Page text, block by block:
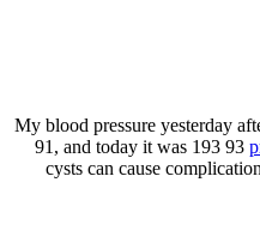
My blood pressure yesterday
91, and today it was 193 93
cysts can cause